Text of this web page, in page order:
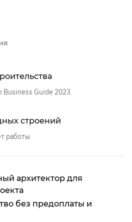
Business Guide 2023
строений
работы
архитектор для
без предоплаты и